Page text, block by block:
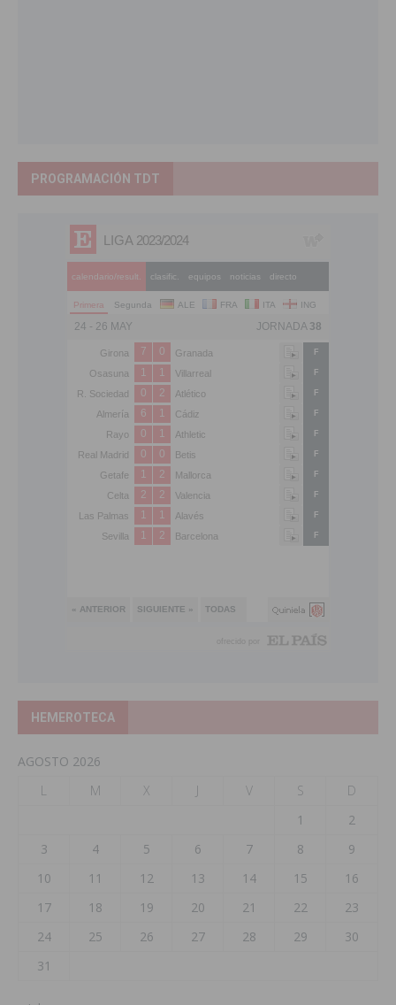
PROGRAMACIÓN TDT
HEMEROTECA
AGOSTO 2026
L
M X J V S
D
1
2
3
4 5 6 7 8
9
10
11 12 13 14 15
16
17
18 19 20 21 22
23
24
25 26 27 28 29
30
31